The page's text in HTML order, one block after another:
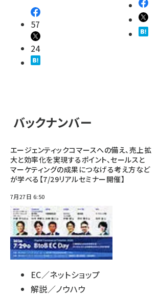
57
24
バックナンバー
エージェンティックコマースへの備え、売上拡
大と効率化を実現するポイント、セールスと
マーケティングの成果につなげる考え方など
が学べる【7/29リアルセミナー開催】
7月27日 6:50
EC／ネットショップ
解説／ノウハウ